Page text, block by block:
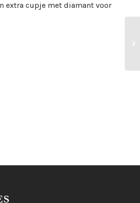
extra cupje met diamant voor